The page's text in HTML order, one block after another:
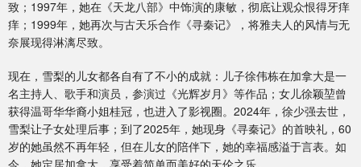
致；1997年，她在《天龙八部》中饰演的康敏，彻底让观众恨得牙痒
痒；1999年，她再次与古天乐合作《寻秦记》，将雅夫人的风情与无
奈展现得淋漓尽致。
现在，雪梨的儿女都各自有了不小的成就：儿子徐伟栋在加拿大是一
名主持人、歌手和演员，参演过《光辉岁月》等作品；女儿徐颖堃曾
获得温哥华华裔小姐桂冠，也进入了影视圈。2024年，徐少强去世，
雪梨让子女处理后事；到了2025年，她现身《寻秦记》的首映礼，60
岁的她虽然不再年轻，但在儿女的陪伴下，她的幸福感溢于言表。如